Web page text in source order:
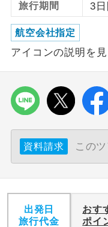
旅行期間 3日
航空会社指定
アイコンの説明を見
資料請求 この
出発日
旅行代金
おす
ポイ
おひとり様バ
ス2席利用